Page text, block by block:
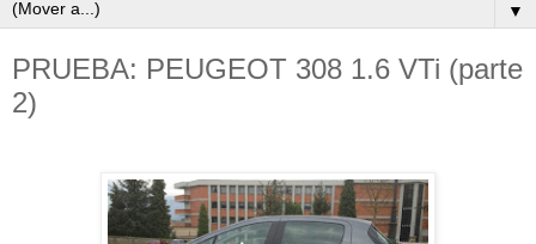
▼
PRUEBA: PEUGEOT 308 1.6 VTi (parte
2)